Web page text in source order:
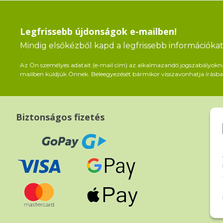
Legfrissebb újdonságok e-mailben!
Mindig elsőkézből kapd a legfrissebb
Az Ön személyes adatait (e-mail cím) az alkalmazandó
mailben küldjük Önnek. Beleegyezését bármikor visszavonhatja
Biztonságos fizetés